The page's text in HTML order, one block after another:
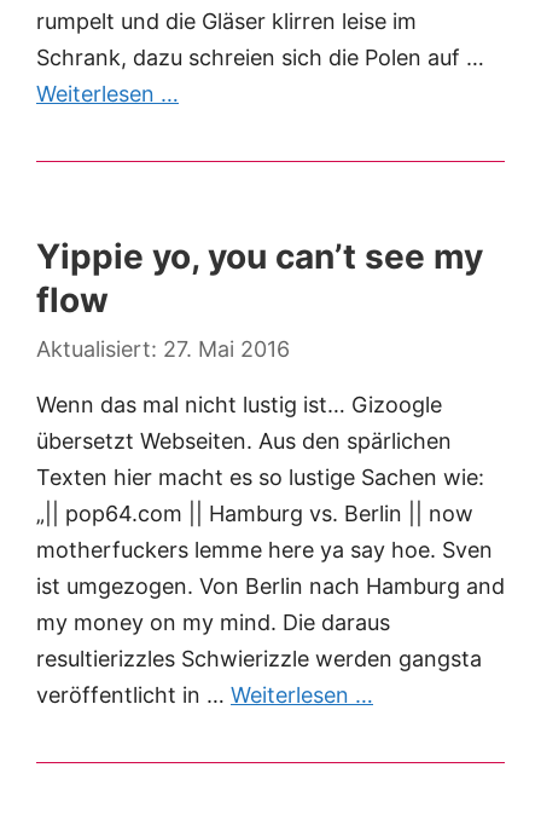
rumpelt und die Gläser klirren leise im
Schrank, dazu schreien sich die Polen auf …
Weiterlesen …
Yippie yo, you can’t see my
flow
27. Mai 2016
Wenn das mal nicht lustig ist… Gizoogle
übersetzt Webseiten. Aus den spärlichen
Texten hier macht es so lustige Sachen wie:
„|| pop64.com || Hamburg vs. Berlin || now
motherfuckers lemme here ya say hoe. Sven
ist umgezogen. Von Berlin nach Hamburg and
my money on my mind. Die daraus
resultierizzles Schwierizzle werden gangsta
veröffentlicht in … Weiterlesen …